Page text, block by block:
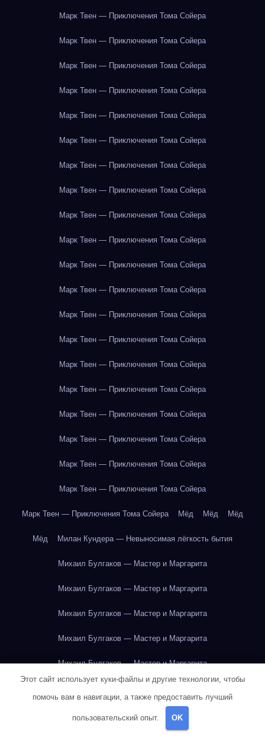
Марк Твен — Приключения Тома Сойера
Марк Твен — Приключения Тома Сойера
Марк Твен — Приключения Тома Сойера
Марк Твен — Приключения Тома Сойера
Марк Твен — Приключения Тома Сойера
Марк Твен — Приключения Тома Сойера
Марк Твен — Приключения Тома Сойера
Марк Твен — Приключения Тома Сойера
Марк Твен — Приключения Тома Сойера
Марк Твен — Приключения Тома Сойера
Марк Твен — Приключения Тома Сойера
Марк Твен — Приключения Тома Сойера
Марк Твен — Приключения Тома Сойера
Марк Твен — Приключения Тома Сойера
Марк Твен — Приключения Тома Сойера
Марк Твен — Приключения Тома Сойера
Марк Твен — Приключения Тома Сойера
Марк Твен — Приключения Тома Сойера
Марк Твен — Приключения Тома Сойера
Марк Твен — Приключения Тома Сойера
Марк Твен — Приключения Тома Сойера Мёд Мёд Мёд
Мёд Милан Кундера — Невыносимая лёгкость бытия
Михаил Булгаков — Мастер и Маргарита
Михаил Булгаков — Мастер и Маргарита
Михаил Булгаков — Мастер и Маргарита
Михаил Булгаков — Мастер и Маргарита
Михаил Булгаков — Мастер и Маргарита
Михаил Булгаков — Мастер и Маргарита
Этот сайт использует куки-файлы и другие технологии, чтобы
помочь вам в навигации, а также предоставить лучший
пользовательский опыт. OK